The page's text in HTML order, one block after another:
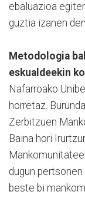
ebaluazioa
guztia izanen
Metodologia
eskualdeekin
Nafarroako
horretaz.
Zerbitzuen
Baina hori
dugun
beste bi